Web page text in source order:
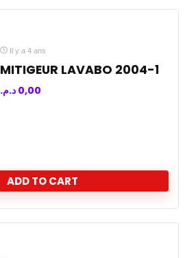
Il y a 4 ans
MITIGEUR LAVABO 2004-1
0,00 د.م.
ADD TO CART